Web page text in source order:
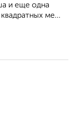
и еще одна
ме...